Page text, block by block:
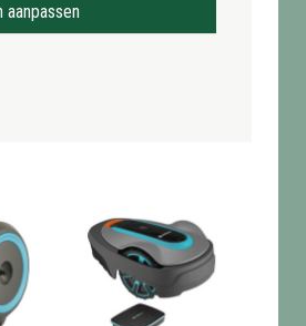
aanpassen